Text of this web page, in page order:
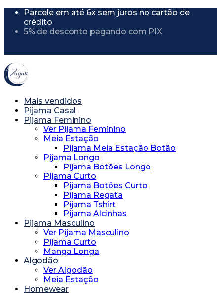
Parcele em até 6x sem juros no cartão de
crédito
5% de desconto pagando com PIX
Mais vendidos
Pijama Casal
Pijama Feminino
Ver Pijama Feminino
Meia Estação
Pijama Meia Estação Botão
Pijama Longo
Pijama Botões Longo
Pijama Curto
Pijama Botões Curto
Pijama Regata
Pijama Tshirt
Pijama Alcinhas
Pijama Masculino
Ver Pijama Masculino
Pijama Curto
Manga Longa
Algodão
Ver Algodão
Meia Estação
Homewear